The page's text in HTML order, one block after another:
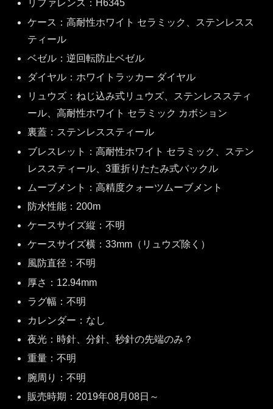
リファレンス：H6345
ケース：高耐性ホワイト セラミック、ステンレスス
ティール
ベゼル：逆回転防止ベゼル
ダイヤル：ホワイトラッカー ダイヤル
リュウズ：ねじ込み式リュウズ、ステンレススティ
ール、高耐性ホワイト セラミック カボション
裏蓋：ステンレススティール
ブレスレット：高耐性ホワイト セラミック、ステン
レススティール、3重折りたたみ式バックル
ムーブメント：高精度クォーツムーブメント
防水性能：200m
ケースサイズ縦：不明
ケースサイズ横：33mm（リュウズ除く）
風防直径：不明
厚さ：12.94mm
ラグ幅：不明
カレンダー：なし
夜光：時針、分針、秒針の先端のみ？
重量：不明
腕周り：不明
販売時期：2019年08月08日～